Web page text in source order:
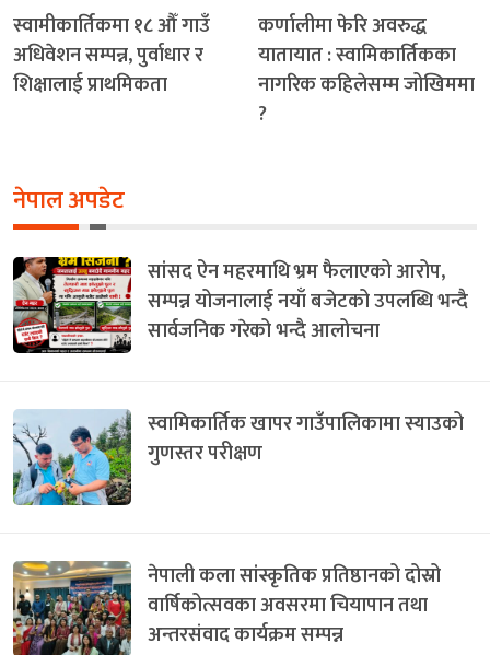
स्वामीकार्तिकमा १८ औँ गाउँ
अधिवेशन सम्पन्न, पुर्वाधार र
शिक्षालाई प्राथमिकता
कर्णालीमा फेरि अवरुद्ध
यातायात : स्वामिकार्तिकका
नागरिक कहिलेसम्म जोखिममा
?
नेपाल अपडेट
सांसद ऐन महरमाथि भ्रम फैलाएको आरोप,
सम्पन्न योजनालाई नयाँ बजेटको उपलब्धि भन्दै
सार्वजनिक गरेको भन्दै आलोचना
स्वामिकार्तिक खापर गाउँपालिकामा स्याउको
गुणस्तर परीक्षण
नेपाली कला सांस्कृतिक प्रतिष्ठानको दोस्रो
वार्षिकोत्सवका अवसरमा चियापान तथा
अन्तरसंवाद कार्यक्रम सम्पन्न